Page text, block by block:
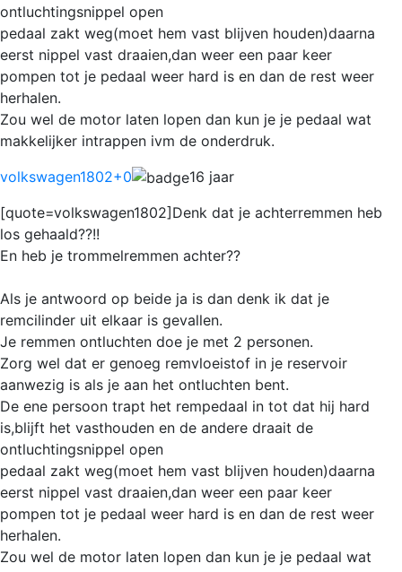
ontluchtingsnippel open
pedaal zakt weg(moet hem vast blijven houden)daarna
eerst nippel vast draaien,dan weer een paar keer
pompen tot je pedaal weer hard is en dan de rest weer
herhalen.
Zou wel de motor laten lopen dan kun je je pedaal wat
makkelijker intrappen ivm de onderdruk.
volkswagen1802+0
16 jaar
[quote=volkswagen1802]Denk dat je achterremmen heb
los gehaald??!!
En heb je trommelremmen achter??
Als je antwoord op beide ja is dan denk ik dat je
remcilinder uit elkaar is gevallen.
Je remmen ontluchten doe je met 2 personen.
Zorg wel dat er genoeg remvloeistof in je reservoir
aanwezig is als je aan het ontluchten bent.
De ene persoon trapt het rempedaal in tot dat hij hard
is,blijft het vasthouden en de andere draait de
ontluchtingsnippel open
pedaal zakt weg(moet hem vast blijven houden)daarna
eerst nippel vast draaien,dan weer een paar keer
pompen tot je pedaal weer hard is en dan de rest weer
herhalen.
Zou wel de motor laten lopen dan kun je je pedaal wat